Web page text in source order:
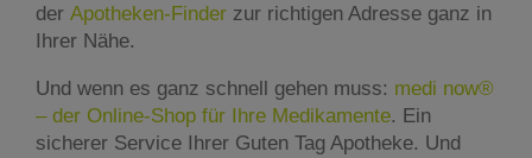
der Apotheken-Finder zur richtigen Adresse ganz in
Ihrer Nähe.
Und wenn es ganz schnell gehen muss: medi now®
– der Online-Shop für Ihre Medikamente. Ein
sicherer Service Ihrer Guten Tag Apotheke. Und